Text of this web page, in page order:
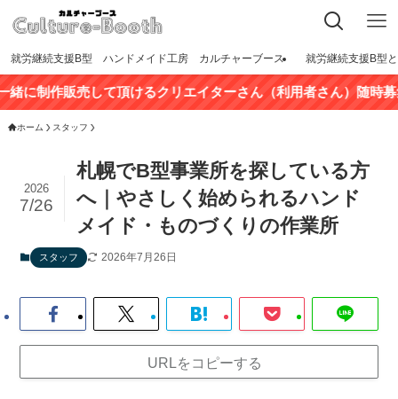
就労継続支援B型 ハンドメイド工房 カルチャーブース 就労継続支援B型
販売して頂けるクリエイターさん（利用者さん）随時募集中！
ホーム スタッフ
札幌でB型事業所を探している方
へ｜やさしく始められるハンド
メイド・ものづくりの作業所
2026
7/26
スタッフ 2026年7月26日
URLをコピーする